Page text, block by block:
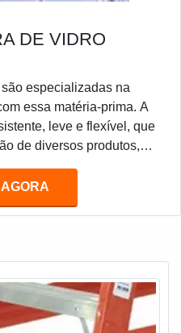
DE VIDRO
especializadas na
essa matéria-prima. A
leve e flexível, que
de diversos produtos,
de fibra de vidro
como corte, usinagem,